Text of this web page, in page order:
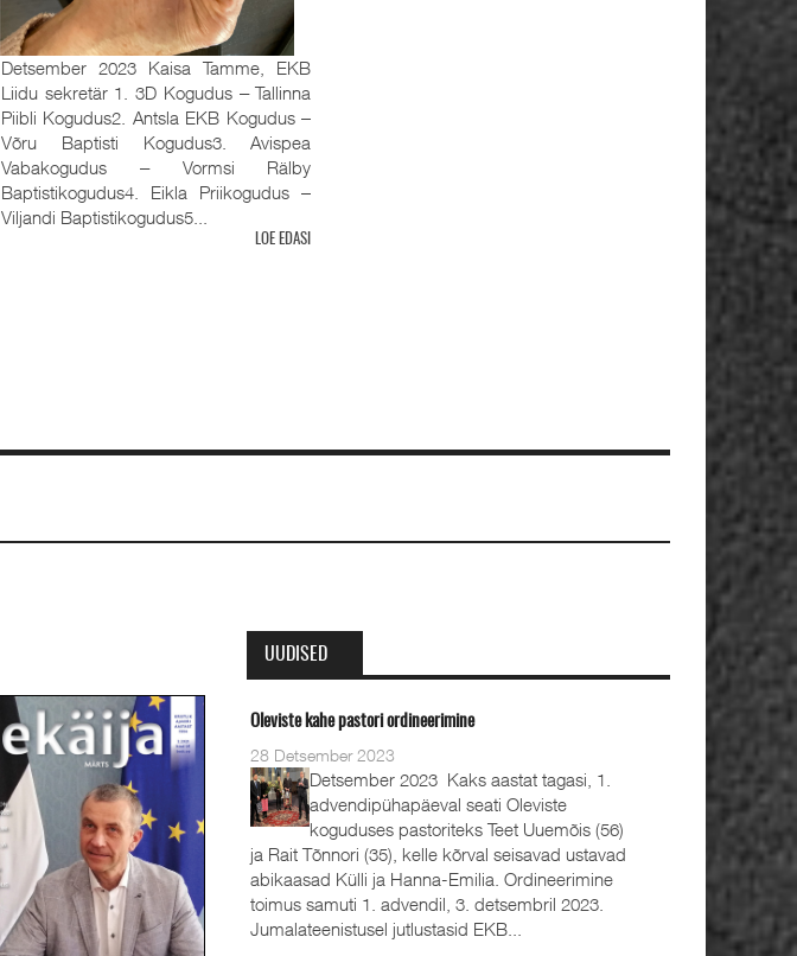
Detsember 2023 Kaisa Tamme, EKB
Liidu sekretär 1. 3D Kogudus ‒ Tallinna
Piibli Kogudus2. Antsla EKB Kogudus ‒
Võru Baptisti Kogudus3. Avispea
Vabakogudus ‒ Vormsi Rälby
Baptistikogudus4. Eikla Priikogudus ‒
Viljandi Baptistikogudus5...
LOE EDASI
UUDISED
Oleviste kahe pastori ordineerimine
28 Detsember 2023
Detsember 2023 Kaks aastat tagasi, 1.
advendipühapäeval seati Oleviste
koguduses pastoriteks Teet Uuemõis (56)
ja Rait Tõnnori (35), kelle kõrval seisavad ustavad
abikaasad Külli ja Hanna-Emilia. Ordineerimine
toimus samuti 1. advendil, 3. detsembril 2023.
Jumalateenistusel jutlustasid EKB...